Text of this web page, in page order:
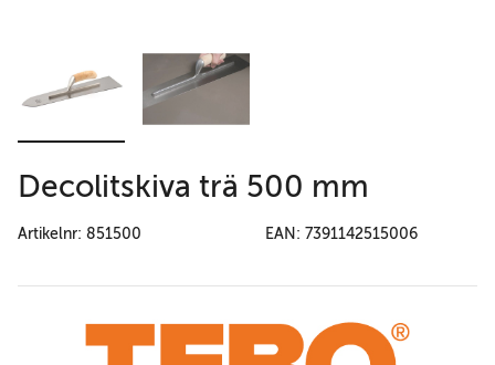
Decolitskiva trä 500 mm
Artikelnr: 851500 EAN: 7391142515006